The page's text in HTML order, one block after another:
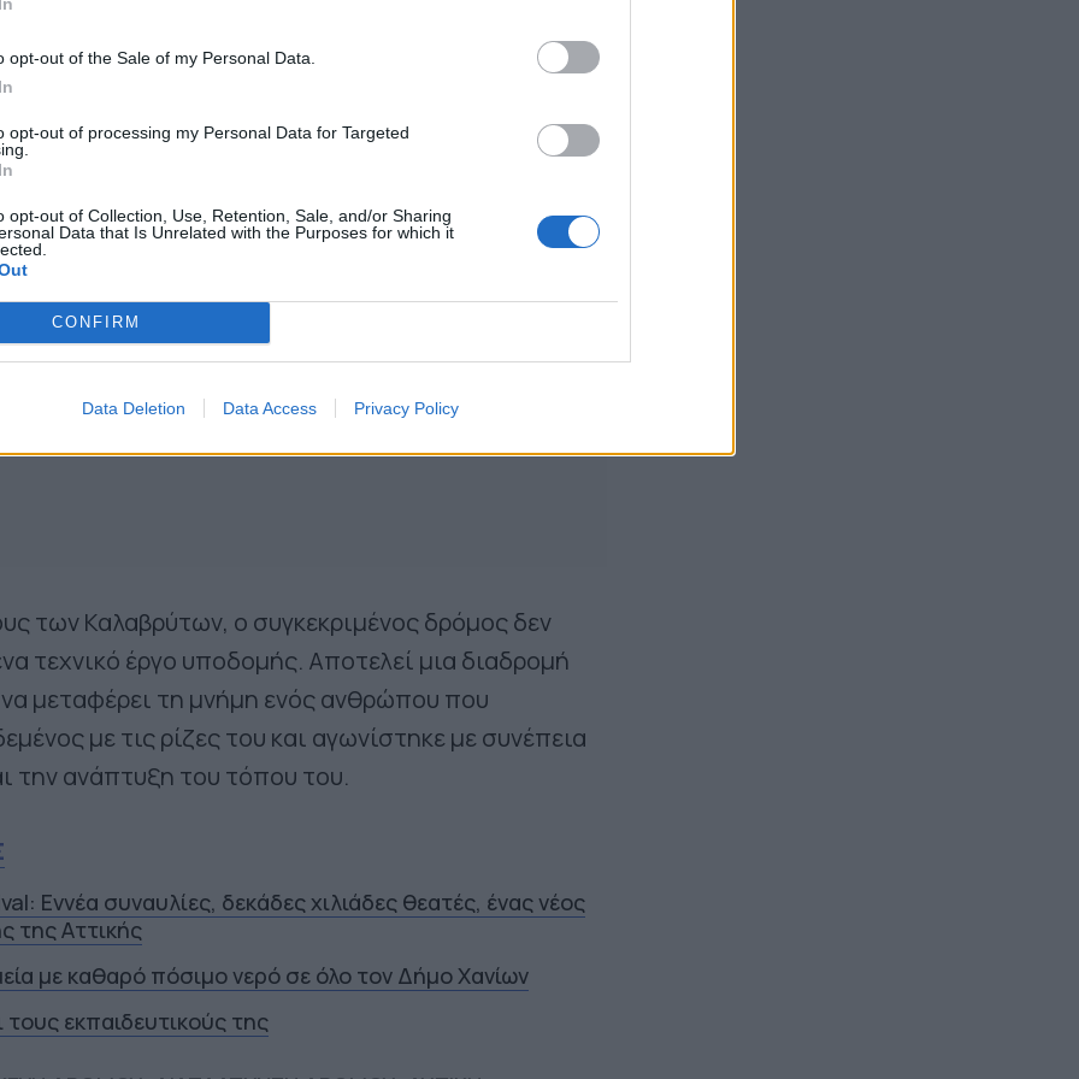
opt-out of the Sale of my Personal Data.
opt-out of processing my Personal Data for Targeted
opt-out of Collection, Use, Retention, Sale, and/or Sharing
Data that Is Unrelated with the Purposes for which it
CONFIRM
Data Deletion Data Access Privacy Policy
τη διαχρονική συμβολή και το
την περιοχή. Η πλήρης ανακατασκευή και
από τη διασταύρωση Καλαβρύτων –
Κοινότητα Κέρτεζης, αναμένεται να
την καθημερινότητα των κατοίκων και να
πρόσβαση στην περιοχή.
των Καλαβρύτων, ο συγκεκριμένος δρόμος δεν
τεχνικό έργο υποδομής. Αποτελεί μια διαδρομή
μεταφέρει τη μνήμη ενός ανθρώπου που
με τις ρίζες του και αγωνίστηκε με συνέπεια
την ανάπτυξη του τόπου του.
Εννέα συναυλίες, δεκάδες χιλιάδες θεατές, ένας νέος
της Αττικής
με καθαρό πόσιμο νερό σε όλο τον Δήμο Χανίων
εκπαιδευτικούς της